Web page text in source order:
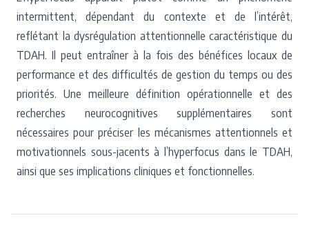
intermittent, dépendant du contexte et de l’intérêt,
reflétant la dysrégulation attentionnelle caractéristique du
TDAH. Il peut entraîner à la fois des bénéfices locaux de
performance et des difficultés de gestion du temps ou des
priorités. Une meilleure définition opérationnelle et des
recherches neurocognitives supplémentaires sont
nécessaires pour préciser les mécanismes attentionnels et
motivationnels sous-jacents à l’hyperfocus dans le TDAH,
ainsi que ses implications cliniques et fonctionnelles.